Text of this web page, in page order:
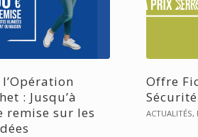
: Jusqu’à
remise sur les
Offre
ACTUALITÉS,